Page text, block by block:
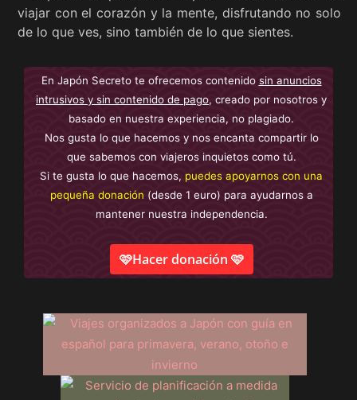
viajar con el corazón y la mente, disfrutando no solo
de lo que ves, sino también de lo que sientes.
En Japón Secreto te ofrecemos contenido sin anuncios
intrusivos y sin contenido de pago, creado por nosotros y
basado en nuestra experiencia, no plagiado.
Nos gusta lo que hacemos y nos encanta compartir lo
que sabemos con viajeros inquietos como tú.
Si te gusta lo que hacemos, puedes apoyarnos con una
pequeña donación (desde 1 euro) para ayudarnos a
mantener nuestra independencia.
🩷Hacer donación 🩷